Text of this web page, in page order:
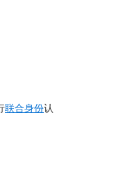
联合身份认